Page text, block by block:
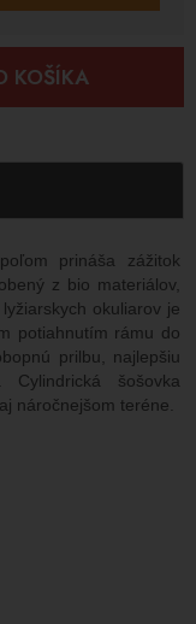
KOŠÍKA
prináša zážitok
z bio materiálov,
okuliarov je
potiahnutím rámu do
prilbu, najlepšiu
šošovka
náročnejšom teréne.